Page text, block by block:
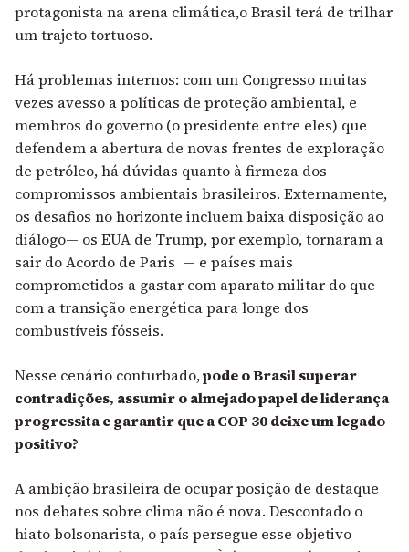
protagonista na arena climática,o Brasil terá de trilhar
um trajeto tortuoso.
Há problemas internos: com um Congresso muitas
vezes avesso a políticas de proteção ambiental, e
membros do governo (o presidente entre eles) que
defendem a abertura de novas frentes de exploração
de petróleo, há dúvidas quanto à firmeza dos
compromissos ambientais brasileiros. Externamente,
os desafios no horizonte incluem baixa disposição ao
diálogo— os EUA de Trump, por exemplo, tornaram a
sair do Acordo de Paris — e países mais
comprometidos a gastar com aparato militar do que
com a transição energética para longe dos
combustíveis fósseis.
Nesse cenário conturbado,pode o Brasil superar
contradições, assumir o almejado papel de liderança
progressita e garantir que a COP 30 deixe um legado
positivo?
A ambição brasileira de ocupar posição de destaque
nos debates sobre clima não é nova. Descontado o
hiato bolsonarista, o país persegue esse objetivo